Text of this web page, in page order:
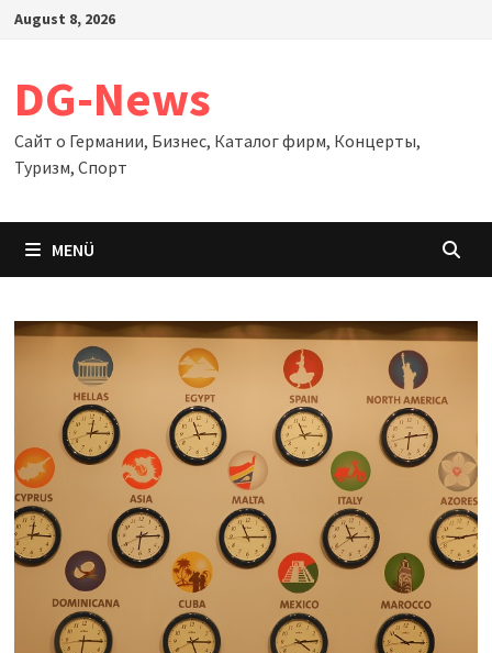
Zum
August 8, 2026
DG-News
Сайт о Германии, Бизнес, Каталог фирм, Концерты,
Туризм, Спорт
MENÜ